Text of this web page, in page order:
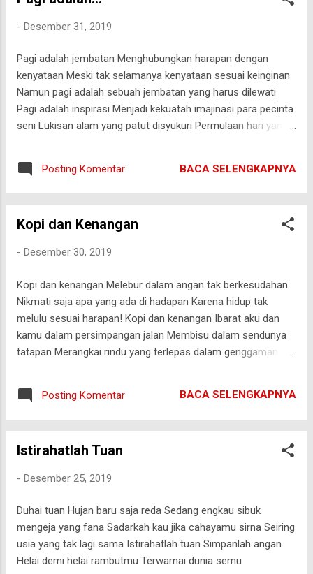
Sebuah payung erat dalam genggaman Sedangkan tubuh,
ada seseorang yang memakai jasa ojek payungku Ku ikuti
langkahnya hingga tiba di sebuah halaman rumah Kemudian
menerima sejumlah uang yang diberikan Tentu saja saat itu
aku menggigil kedinginan, Bibir membiru, kulit jari keripu...
- Desember 31, 2019
Pagi adalah jembatan Menghubungkan harapan dengan
kenyataan Meski tak selamanya kenyataan sesuai keinginan
Namun pagi adalah sebuah jembatan yang harus dilewati
Pagi adalah inspirasi Menjadi kekuatah imajinasi para pecinta
seni Lukisan alam yang patut disyukuri Permulaan hari yang
yang bersyukur, ia kan bahagia Sesiapa yang tak bersyukur,
sesaklah ia Karna pagi adalah jawaban dari setiap doa
Selamat pagi Semoga keberkahan senantiasa menyertai
Posting Komentar BACA SELENGKAPNYA
Kopi dan Kenangan
- Desember 30, 2019
Kopi dan kenangan Melebur dalam angan tak berkesudahan
Nikmati saja apa yang ada di hadapan Karena hidup tak
melulu sesuai harapan! Kopi dan kenangan Ibarat aku dan
kamu dalam persimpangan jalan Membisu dalam sendunya
tatapan Merangkai rindu yang terlepas dalam genggaman
mengucap kesyukuran Kopi dan kenangan Pahit dan
manisnya dapat dikendalikan Seperti hasrat yang berkelindan
Posting Komentar BACA SELENGKAPNYA
Istirahatlah Tuan
- Desember 25, 2019
Duhai tuan Hujan baru saja reda Sedang engkau sibuk
mengeja yang fana Sadarkah kau jika cahayamu sirna Seiring
usia yang tak lagi sama Istirahatlah tuan Simpanlah angan
Helai demi helai rambutmu Terwarnai dunia semu